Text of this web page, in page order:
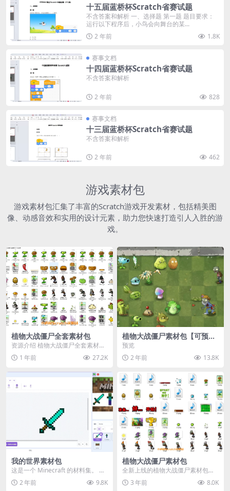
十五届蓝桥杯Scratch省赛试题
不含答案和解析 一、选择题 第一题 题目要求：
运行以下程序后，小鸟会向舞台的某...
2 年前
1.8K
赛事文档
十四届蓝桥杯Scratch省赛试题
不含答案和解析
2 年前 828
赛事文档
十三届蓝桥杯Scratch省赛试题
不含答案和解析
2 年前 462
游戏素材包
游戏素材包汇集了丰富的Scratch游戏开发素材，包括精美图
像、动感音效和实用的设计元素，助力您快速打造引人入胜的游
戏。
植物大战僵尸全套素材包
资源介绍 植物大战僵尸全套素材
包，包含227个丰富多样的素材，
涵盖角色、背景、动...
1 年前 27.2K
植物大战僵尸素材包【可预
览】
预览
2 年前
13.8K
我的世界素材包
这是一个 Minecraft 的材料集。 操
作方法如下： 工具 → 右箭头 怪物...
2 年前 9.8K
植物大战僵尸素材包
全新上线的植物大战僵尸素材包，
内含48个精选资源，涵盖角色、场
景、音效等多样内容...
3 年前 8.0K